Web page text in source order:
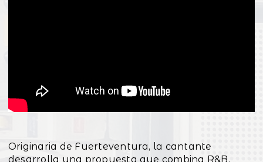
Originaria de Fuerteventura, la cantante
desarrolla una propuesta que combina R&B,